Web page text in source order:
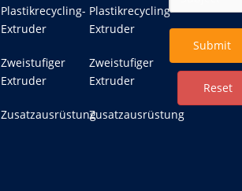
Plastikrecycling-
Extruder
Zweistufiger
Extruder
Zusatzausrüstung
Plastikrecycling-
Extruder
Zweistufiger
Extruder
Zusatzausrüstung
Submit
Reset